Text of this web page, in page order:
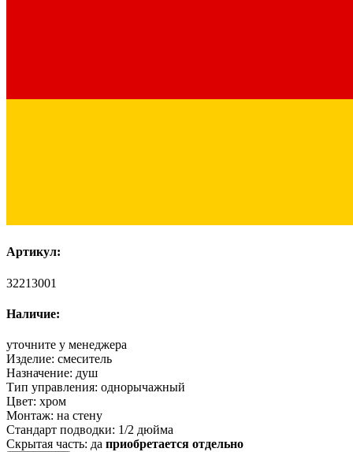
Артикул:
32213001
Наличие:
уточните у менеджера
Изделие: смеситель
Назначение: душ
Тип управления: однорычажный
Цвет: хром
Монтаж: на стену
Стандарт подводки: 1/2 дюйма
Скрытая часть: да приобретается отдельно